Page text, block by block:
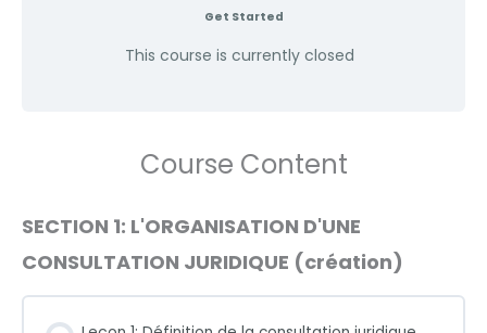
Get Started
This course is currently closed
Course Content
SECTION 1: L'ORGANISATION D'UNE
CONSULTATION JURIDIQUE (création)